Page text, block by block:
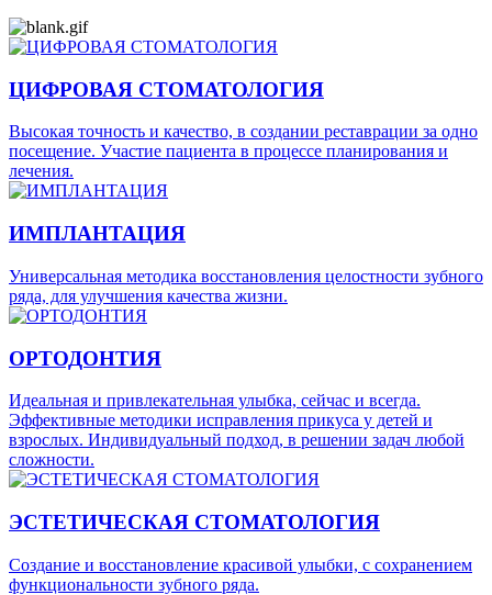
ЦИФРОВАЯ СТОМАТОЛОГИЯ
Высокая точность и качество, в создании реставрации за одно
посещение. Участие пациента в процессе планирования и
лечения.
ИМПЛАНТАЦИЯ
Универсальная методика восстановления целостности зубного
ряда, для улучшения качества жизни.
ОРТОДОНТИЯ
Идеальная и привлекательная улыбка, сейчас и всегда.
Эффективные методики исправления прикуса у детей и
взрослых. Индивидуальный подход, в решении задач любой
сложности.
ЭСТЕТИЧЕСКАЯ СТОМАТОЛОГИЯ
Создание и восстановление красивой улыбки, с сохранением
функциональности зубного ряда.